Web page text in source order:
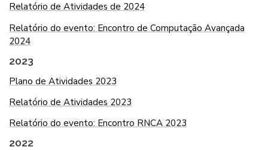
Relatório de Atividades de 2024
Relatório do evento: Encontro de Computação Avançada
2024
2023
Plano de Atividades 2023
Relatório de Atividades 2023
Relatório do evento: Encontro RNCA 2023
2022